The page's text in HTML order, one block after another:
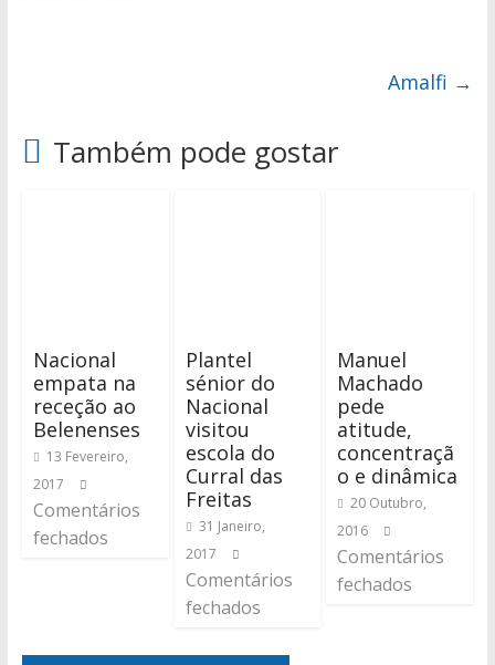
Amalfi →
Também pode gostar
Nacional
empata na
receção ao
Belenenses
13 Fevereiro,
2017
Comentários
fechados
Plantel
sénior do
Nacional
visitou
escola do
Curral das
Freitas
31 Janeiro,
2017
Comentários
fechados
Manuel
Machado
pede
atitude,
concentraçã
o e dinâmica
20 Outubro,
2016
Comentários
fechados